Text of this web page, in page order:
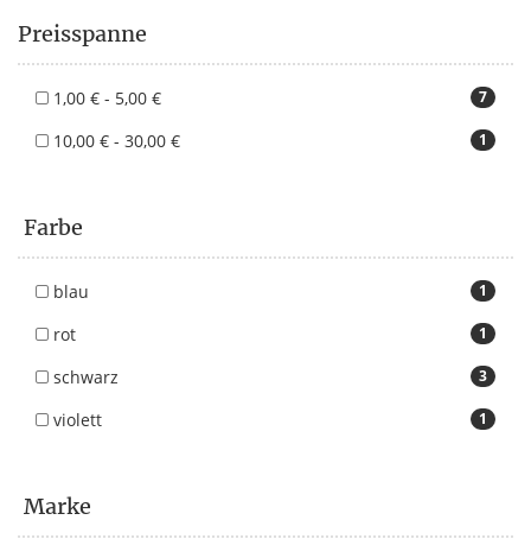
Preisspanne
7
1,00 € - 5,00 €
1
10,00 € - 30,00 €
Farbe
1
blau
1
rot
3
schwarz
1
violett
Marke